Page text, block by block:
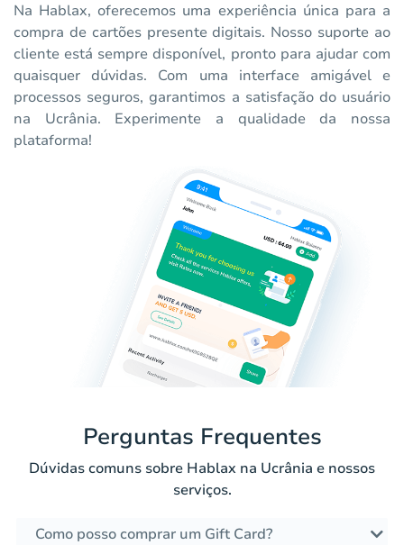
Na Hablax, oferecemos uma experiência única para a
compra de cartões presente digitais. Nosso suporte ao
cliente está sempre disponível, pronto para ajudar com
quaisquer dúvidas. Com uma interface amigável e
processos seguros, garantimos a satisfação do usuário
na Ucrânia. Experimente a qualidade da nossa
plataforma!
Perguntas Frequentes
Dúvidas comuns sobre Hablax na Ucrânia e nossos
serviços.
Como posso comprar um Gift Card?